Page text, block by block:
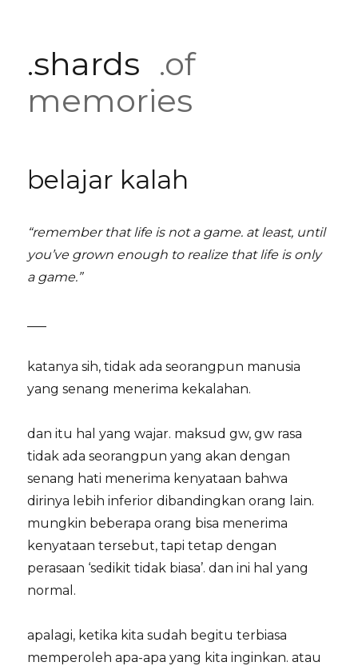
.shards .of
memories
belajar kalah
“remember that life is not a game. at least, until
you’ve grown enough to realize that life is only
a game.”
katanya sih, tidak ada seorangpun manusia
yang senang menerima kekalahan.
dan itu hal yang wajar. maksud gw, gw rasa
tidak ada seorangpun yang akan dengan
senang hati menerima kenyataan bahwa
dirinya lebih inferior dibandingkan orang lain.
mungkin beberapa orang bisa menerima
kenyataan tersebut, tapi tetap dengan
perasaan ‘sedikit tidak biasa’. dan ini hal yang
normal.
apalagi, ketika kita sudah begitu terbiasa
memperoleh apa-apa yang kita inginkan. atau